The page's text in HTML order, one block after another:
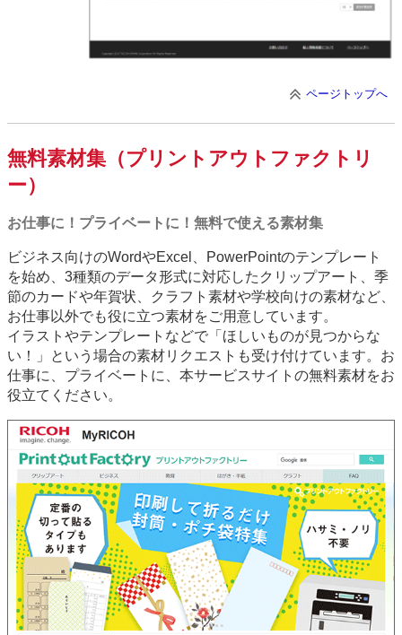
ページトップへ
無料素材集（プリントアウトファクトリ
ー）
お仕事に！プライベートに！無料で使える素材集
ビジネス向けのWordやExcel、PowerPointのテンプレート
を始め、3種類のデータ形式に対応したクリップアート、季
節のカードや年賀状、クラフト素材や学校向けの素材など、
お仕事以外でも役に立つ素材をご用意しています。
イラストやテンプレートなどで「ほしいものが見つからな
い！」という場合の素材リクエストも受け付けています。お
仕事に、プライベートに、本サービスサイトの無料素材をお
役立てください。